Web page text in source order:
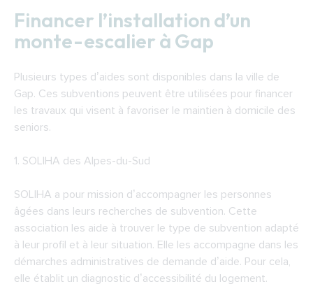
Financer l’installation d’un
monte-escalier à Gap
Plusieurs types d’aides sont disponibles dans la ville de
Gap. Ces subventions peuvent être utilisées pour financer
les travaux qui visent à favoriser le maintien à domicile des
seniors.
1. SOLIHA des Alpes-du-Sud
SOLIHA a pour mission d’accompagner les personnes
âgées dans leurs recherches de subvention. Cette
association les aide à trouver le type de subvention adapté
à leur profil et à leur situation. Elle les accompagne dans les
démarches administratives de demande d’aide. Pour cela,
elle établit un diagnostic d’accessibilité du logement.